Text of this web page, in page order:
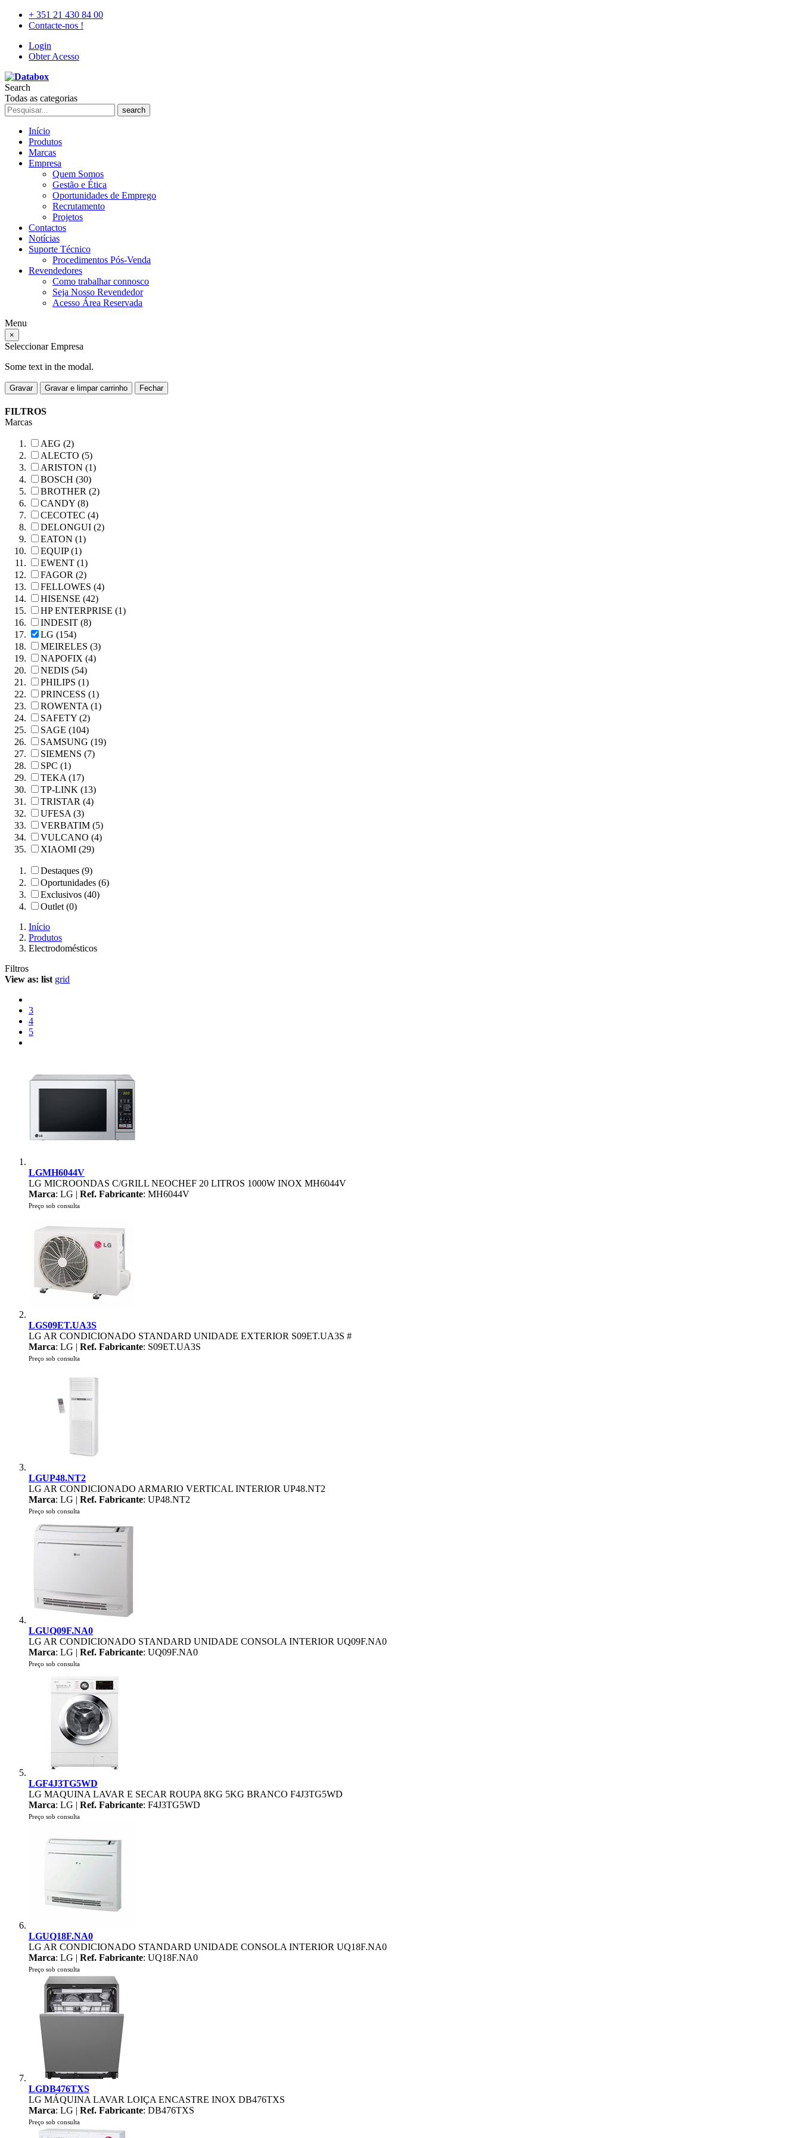
+ 351 21 430 84 00
Contacte-nos !
Login
Obter Acesso
Search
Todas as categorias
search
Início
Produtos
Marcas
Empresa
Quem Somos
Gestão e Ética
Oportunidades de Emprego
Recrutamento
Projetos
Contactos
Notícias
Suporte Técnico
Procedimentos Pós-Venda
Revendedores
Como trabalhar connosco
Seja Nosso Revendedor
Acesso Área Reservada
Menu
×
Seleccionar Empresa
Some text in the modal.
Gravar Gravar e limpar carrinho Fechar
FILTROS
Marcas
AEG (2)
ALECTO (5)
ARISTON (1)
BOSCH (30)
BROTHER (2)
CANDY (8)
CECOTEC (4)
DELONGUI (2)
EATON (1)
EQUIP (1)
EWENT (1)
FAGOR (2)
FELLOWES (4)
HISENSE (42)
HP ENTERPRISE (1)
INDESIT (8)
LG (154)
MEIRELES (3)
NAPOFIX (4)
NEDIS (54)
PHILIPS (1)
PRINCESS (1)
ROWENTA (1)
SAFETY (2)
SAGE (104)
SAMSUNG (19)
SIEMENS (7)
SPC (1)
TEKA (17)
TP-LINK (13)
TRISTAR (4)
UFESA (3)
VERBATIM (5)
VULCANO (4)
XIAOMI (29)
Destaques (9)
Oportunidades (6)
Exclusivos (40)
Outlet (0)
Início
Produtos
Electrodomésticos
Filtros
View as: list grid
3
4
5
LGMH6044V
LG MICROONDAS C/GRILL NEOCHEF 20 LITROS 1000W INOX MH6044V
Marca: LG | Ref. Fabricante: MH6044V
Preço sob consulta
LGS09ET.UA3S
LG AR CONDICIONADO STANDARD UNIDADE EXTERIOR S09ET.UA3S #
Marca: LG | Ref. Fabricante: S09ET.UA3S
Preço sob consulta
LGUP48.NT2
LG AR CONDICIONADO ARMARIO VERTICAL INTERIOR UP48.NT2
Marca: LG | Ref. Fabricante: UP48.NT2
Preço sob consulta
LGUQ09F.NA0
LG AR CONDICIONADO STANDARD UNIDADE CONSOLA INTERIOR UQ09F.NA0
Marca: LG | Ref. Fabricante: UQ09F.NA0
Preço sob consulta
LGF4J3TG5WD
LG MAQUINA LAVAR E SECAR ROUPA 8KG 5KG BRANCO F4J3TG5WD
Marca: LG | Ref. Fabricante: F4J3TG5WD
Preço sob consulta
LGUQ18F.NA0
LG AR CONDICIONADO STANDARD UNIDADE CONSOLA INTERIOR UQ18F.NA0
Marca: LG | Ref. Fabricante: UQ18F.NA0
Preço sob consulta
LGDB476TXS
LG MÁQUINA LAVAR LOIÇA ENCASTRE INOX DB476TXS
Marca: LG | Ref. Fabricante: DB476TXS
Preço sob consulta